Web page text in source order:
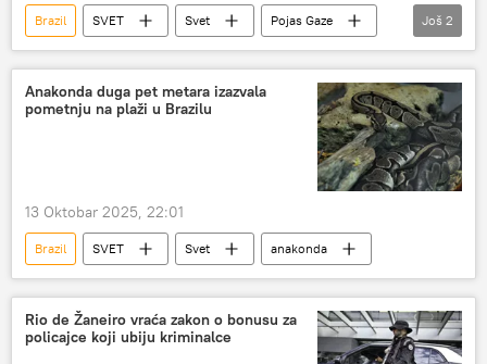
Brazil SVET Svet
Pojas Gaze
Inasio Lula da Silva
Ukrajina
Još 2
Anakonda duga pet metara izazvala
pometnju na plaži u Brazilu
13 Oktobar 2025, 22:01
Brazil SVET Svet anakonda
Rio de Žaneiro vraća zakon o bonusu za
policajce koji ubiju kriminalce